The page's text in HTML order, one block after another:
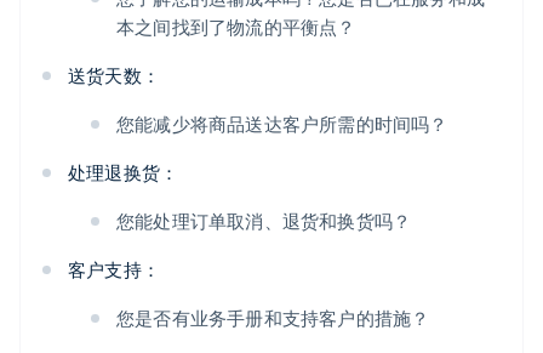
本之间找到了物流的平衡点？
送货天数：
您能减少将商品送达客户所需的时间吗？
处理退换货：
您能处理订单取消、退货和换货吗？
客户支持：
您是否有业务手册和支持客户的措施？